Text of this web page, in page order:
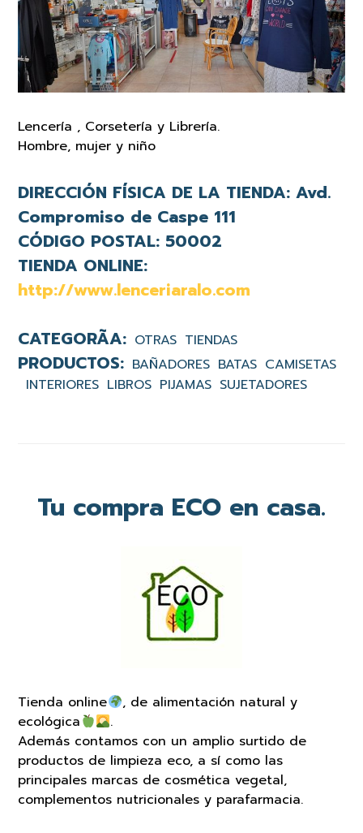
Lencería , Corsetería y Librería.
Hombre, mujer y niño
DIRECCIÓN FÍSICA DE LA TIENDA: Avd.
Compromiso de Caspe 111
CÓDIGO POSTAL: 50002
TIENDA ONLINE:
http://www.lenceriaralo.com
OTRAS TIENDAS
BAÑADORES BATAS CAMISETAS
INTERIORES LIBROS PIJAMAS SUJETADORES
Tu compra ECO en casa.
Tienda online
, de alimentación natural y
ecológica
.
Además contamos con un amplio surtido de
productos de limpieza eco, a sí como las
principales marcas de cosmética vegetal,
complementos nutricionales y parafarmacia.